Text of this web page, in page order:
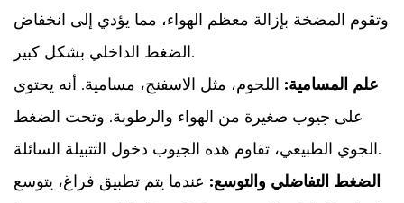
موفرًا
وتقوم المضخة بإزالة معظم الهواء، مما يؤدي إلى انخفاض
الضغط الداخلي بشكل كبير.
علم المسامية: اللحوم، مثل الاسفنج، مسامية. أنه يحتوي
على جيوب صغيرة من الهواء والرطوبة. وتحت الضغط
الجوي الطبيعي، تقاوم هذه الجيوب دخول التتبيلة السائلة.
الضغط التفاضلي والتوسع: عندما يتم تطبيق فراغ، يتوسع